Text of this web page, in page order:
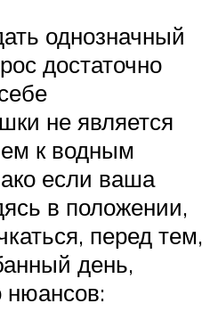
однозначный
достаточно
не является
к водным
если ваша
в положении,
перед тем,
день,
нюансов: